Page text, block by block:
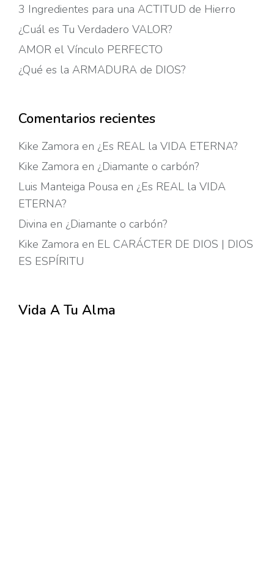
3 Ingredientes para una ACTITUD de Hierro
¿Cuál es Tu Verdadero VALOR?
AMOR el Vínculo PERFECTO
¿Qué es la ARMADURA de DIOS?
Comentarios recientes
Kike Zamora en ¿Es REAL la VIDA ETERNA?
Kike Zamora en ¿Diamante o carbón?
Luis Manteiga Pousa en ¿Es REAL la VIDA
ETERNA?
Divina en ¿Diamante o carbón?
Kike Zamora en EL CARÁCTER DE DIOS | DIOS
ES ESPÍRITU
Vida A Tu Alma